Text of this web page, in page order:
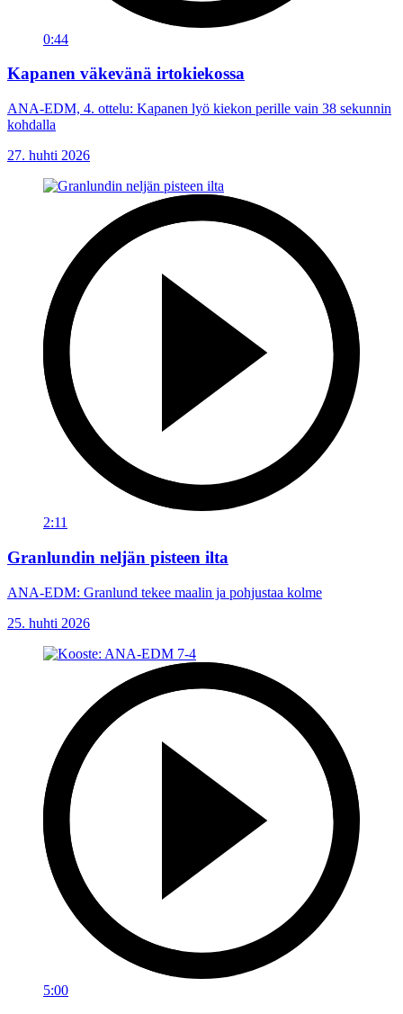
0:44
Kapanen väkevänä irtokiekossa
ANA-EDM, 4. ottelu: Kapanen lyö kiekon perille vain 38 sekunnin
kohdalla
27. huhti 2026
2:11
Granlundin neljän pisteen ilta
ANA-EDM: Granlund tekee maalin ja pohjustaa kolme
25. huhti 2026
5:00